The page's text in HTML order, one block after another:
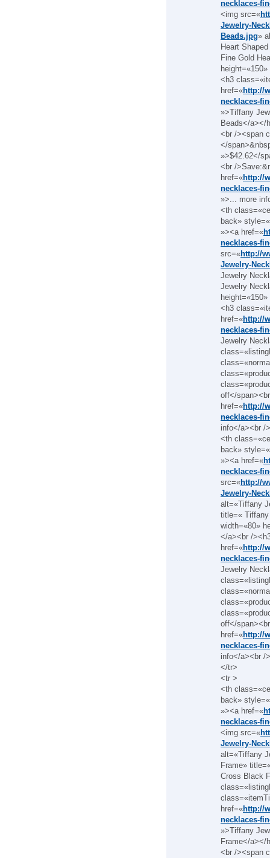
necklaces-
<img src=«
Jewelry-
Beads.jpg»
Heart
Fine Gold
<h3
href=«http://
necklaces-
»>Tiffany
Beads</a></
<br /><span
</
»>$42.62</
<br /
href=«http://
necklaces-
»>... more
<th
back»
»><a href=«
necklaces-
src=«http://
Jewelry-
Jewelry
Jewelry
<h3
href=«http://
necklaces-
Jewelry
off</
href=«http://
necklaces-
info</a><br /
<th
back»
»><a href=«
necklaces-
src=«http://
Jewelry-
alt=«Tiffany
title=«
width=«80»
</a><br /
href=«http://
necklaces-
Jewelry
off</
href=«http://
necklaces-
info</a><br /
</tr>
<tr >
<th
back»
»><a href=«
necklaces-
<img src=«
Jewelry-
alt=«Tiffany
Frame»
Cross Black
href=«http://
necklaces-
»>Tiffany
Frame</a></
<br /><span